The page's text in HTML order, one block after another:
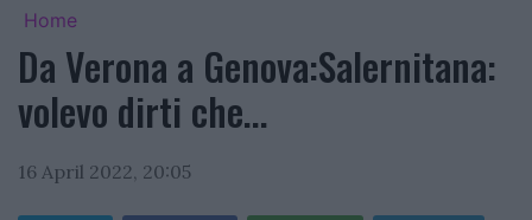
Home
Da Verona a Genova:Salernitana:
volevo dirti che...
16 April 2022, 20:05